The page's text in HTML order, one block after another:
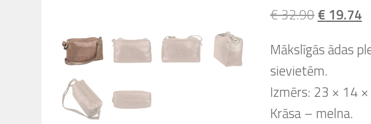
€32.90Original
was:
€ 32.90.
€ 19.74
Mākslīgās ādas
sievietēm.
Izmērs: 23 × 14
Krāsa – melna.